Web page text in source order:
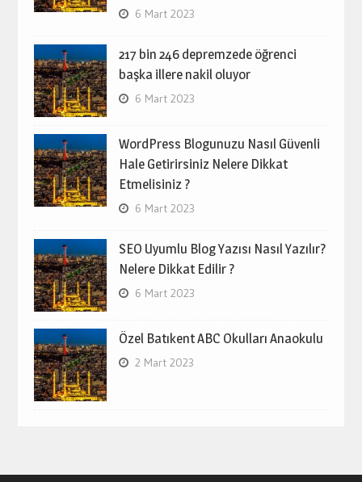
6 Mart 2023
217 bin 246 depremzede öğrenci
başka illere nakil oluyor
6 Mart 2023
WordPress Blogunuzu Nasıl Güvenli
Hale Getirirsiniz Nelere Dikkat
Etmelisiniz ?
6 Mart 2023
SEO Uyumlu Blog Yazısı Nasıl Yazılır?
Nelere Dikkat Edilir ?
6 Mart 2023
Özel Batıkent ABC Okulları Anaokulu
2 Mart 2023